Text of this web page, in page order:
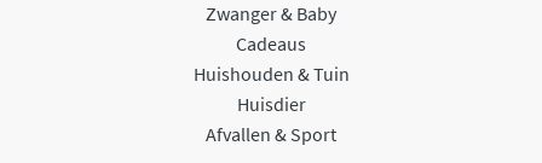
Zwanger & Baby
Cadeaus
Huishouden & Tuin
Huisdier
Afvallen & Sport